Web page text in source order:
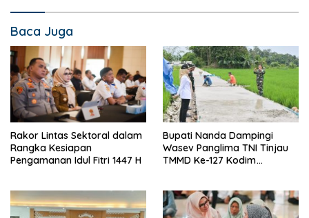
Baca Juga
Rakor Lintas Sektoral dalam
Rangka Kesiapan
Pengamanan Idul Fitri 1447 H
Bupati Nanda Dampingi
Wasev Panglima TNI Tinjau
TMMD Ke-127 Kodim